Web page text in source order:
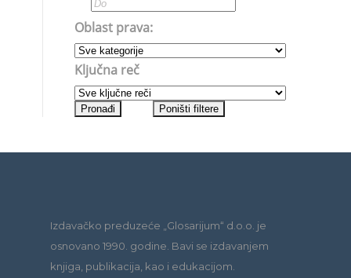
Oblast prava:
Ključna reč
Izdavačko preduzeće „Glosarijum“ d.o.o. je
osnovano 1990. godine. Bavi se izdavanjem
knjiga, publikacija, kao i edukacijom.